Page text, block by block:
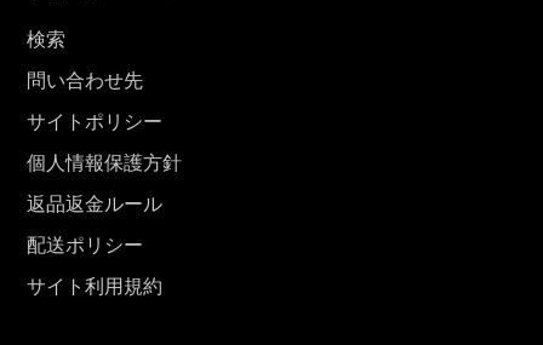
検索
問い合わせ先
サイトポリシー
個人情報保護方針
返品返金ルール
配送ポリシー
サイト利用規約